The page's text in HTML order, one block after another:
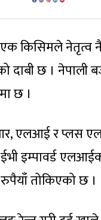
किसिमले नेतृत्व
दाबी छ । नेपाली
छ ।
एलआई र प्लस
इम्पावर्ड
तोकिएको छ ।